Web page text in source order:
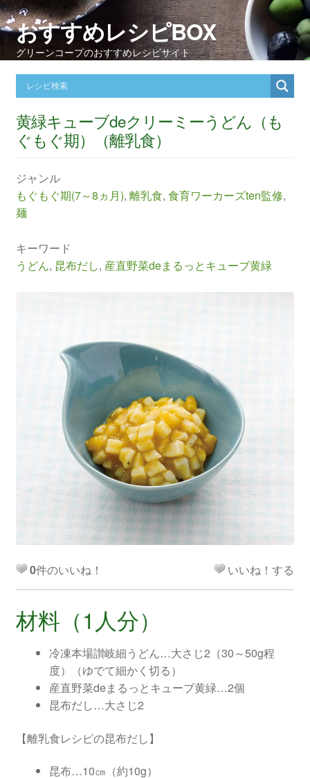
おすすめレシピBOX
グリーンコープのおすすめレシピサイト
黄緑キューブdeクリーミーうどん（も
ぐもぐ期）（離乳食）
ジャンル
もぐもぐ期(7～8ヵ月), 離乳食, 食育ワーカーズten監修,
麺
キーワード
うどん, 昆布だし, 産直野菜deまるっとキューブ黄緑
0件のいいね！ いいね！する
材料（1人分）
冷凍本場讃岐細うどん…大さじ2（30～50g程
度）（ゆでて細かく切る）
産直野菜deまるっとキューブ黄緑…2個
昆布だし…大さじ2
【離乳食レシピの昆布だし】
昆布…10㎝（約10g）